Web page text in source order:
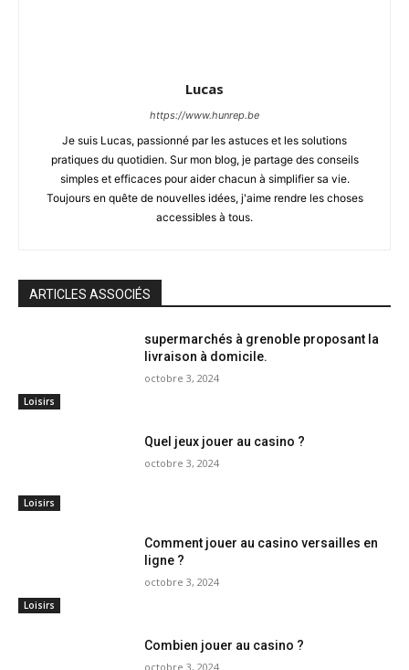
Lucas
https://www.hunrep.be
Je suis Lucas, passionné par les astuces et les solutions
pratiques du quotidien. Sur mon blog, je partage des conseils
simples et efficaces pour aider chacun à simplifier sa vie.
Toujours en quête de nouvelles idées, j'aime rendre les choses
accessibles à tous.
ARTICLES ASSOCIÉS
Loisirs
supermarchés à grenoble proposant la
livraison à domicile.
octobre 3, 2024
Loisirs
Quel jeux jouer au casino ?
octobre 3, 2024
Loisirs
Comment jouer au casino versailles en
ligne ?
octobre 3, 2024
Combien jouer au casino ?
octobre 3, 2024